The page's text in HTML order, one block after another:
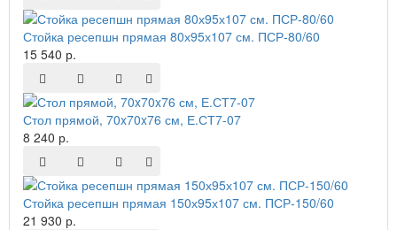
Стойка ресепшн прямая 80х95х107 см. ПСР-80/60
15 540 р.
Стол прямой, 70x70x76 см, Е.СТ7-07
8 240 р.
Стойка ресепшн прямая 150х95х107 см. ПСР-150/60
21 930 р.